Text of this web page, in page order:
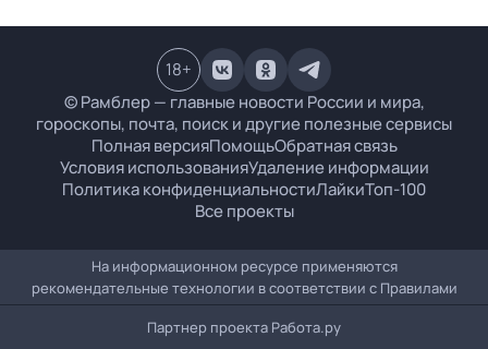
© Рамблер — главные новости России и мира,
гороскопы, почта, поиск и другие полезные сервисы
Полная версияПомощьОбратная связь
Условия использованияУдаление информации
Политика конфиденциальностиЛайкиТоп-100
Все проекты
18+
На информационном ресурсе применяются
рекомендательные технологии в соответствии с Правилами
Партнер проекта Работа.ру